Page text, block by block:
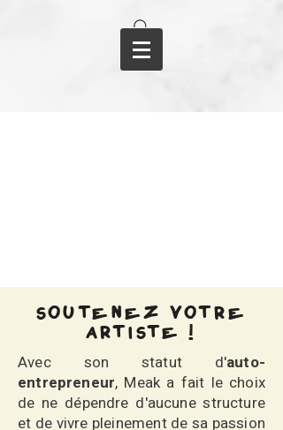
SOUTENEZ VOTRE
ARTISTE !
Avec son statut d'auto-
entrepreneur, Meak a fait le choix
de ne dépendre d'aucune structure
et de vivre pleinement de sa passion